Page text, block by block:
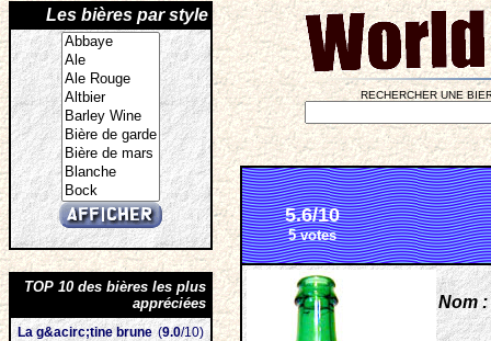
Les bières par style
TOP 10 des bières les plus
appréciées
La g&acirc;tine brune (9.0/10)
RECHERCHER UNE
5.6/10
5 votes
Nom :